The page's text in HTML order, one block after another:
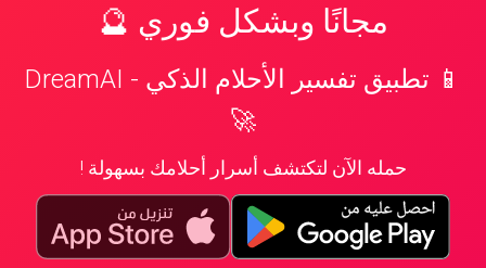
مجانًا وبشكل فوري 🔮
📱 تطبيق تفسير الأحلام الذكي - DreamAI
🚀
حمله الآن لتكتشف أسرار أحلامك بسهولة !